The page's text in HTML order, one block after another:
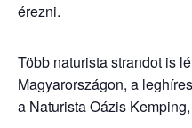
érezni.
Több naturista strandot is
Magyarországon, a
a Naturista Oázis